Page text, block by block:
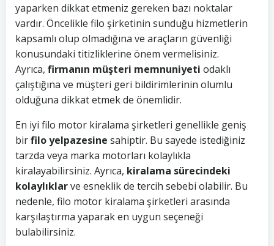
yaparken dikkat etmeniz gereken bazı noktalar
vardır. Öncelikle filo şirketinin sunduğu hizmetlerin
kapsamlı olup olmadığına ve araçların güvenliği
konusundaki titizliklerine önem vermelisiniz.
Ayrıca, firmanın müşteri memnuniyeti odaklı
çalıştığına ve müşteri geri bildirimlerinin olumlu
olduğuna dikkat etmek de önemlidir.
En iyi filo motor kiralama şirketleri genellikle geniş
birfilo yelpazesine sahiptir. Bu sayede istediğiniz
tarzda veya marka motorları kolaylıkla
kiralayabilirsiniz. Ayrıca, kiralama sürecindeki
kolaylıklarve esneklik de tercih sebebi olabilir. Bu
nedenle, filo motor kiralama şirketleri arasında
karşılaştırma yaparak en uygun seçeneği
bulabilirsiniz.